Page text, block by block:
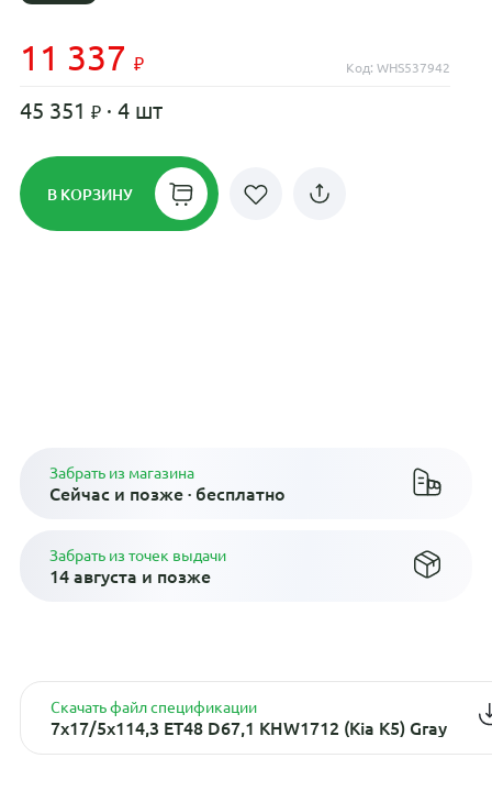
11 337 Код: WHS537942
45 351 · 4 шт
В КОРЗИНУ
Забрать из магазина
Сейчас и позже · бесплатно
Забрать из точек выдачи
14 августа и позже
Скачать файл спецификации
7x17/5x114,3 ET48 D67,1 KHW1712 (Kia K5) Gray